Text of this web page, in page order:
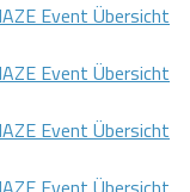
Event Übersicht
Event Übersicht
Event Übersicht